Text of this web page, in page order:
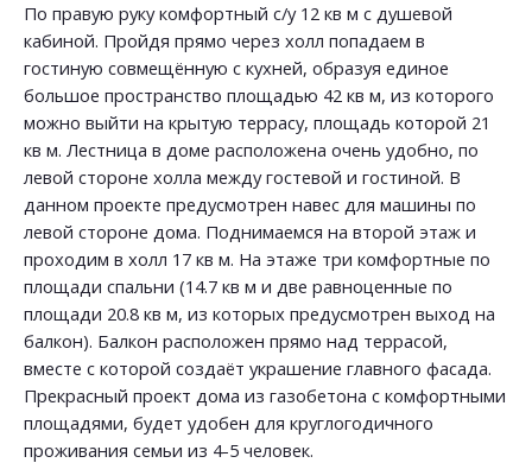
По правую руку комфортный с/у 12 кв м с душевой
кабиной. Пройдя прямо через холл попадаем в
гостиную совмещённую с кухней, образуя единое
большое пространство площадью 42 кв м, из которого
можно выйти на крытую террасу, площадь которой 21
кв м. Лестница в доме расположена очень удобно, по
левой стороне холла между гостевой и гостиной. В
данном проекте предусмотрен навес для машины по
левой стороне дома. Поднимаемся на второй этаж и
проходим в холл 17 кв м. На этаже три комфортные по
площади спальни (14.7 кв м и две равноценные по
площади 20.8 кв м, из которых предусмотрен выход на
балкон). Балкон расположен прямо над террасой,
вместе с которой создаёт украшение главного фасада.
Прекрасный проект дома из газобетона с комфортными
площадями, будет удобен для круглогодичного
проживания семьи из 4-5 человек.